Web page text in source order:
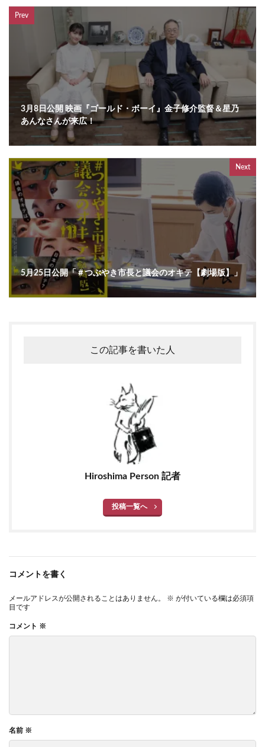
Prev
3月8日公開 映画『ゴールド・ボーイ』金子修介監督＆星乃
あんなさんが来広！
Next
5月25日公開「＃つぶやき市長と議会のオキテ【劇場版】」
この記事を書いた人
Hiroshima Person 記者
投稿一覧へ
コメントを書く
メールアドレスが公開されることはありません。 ※ が付いている欄は必須項
目です
コメント ※
名前 ※